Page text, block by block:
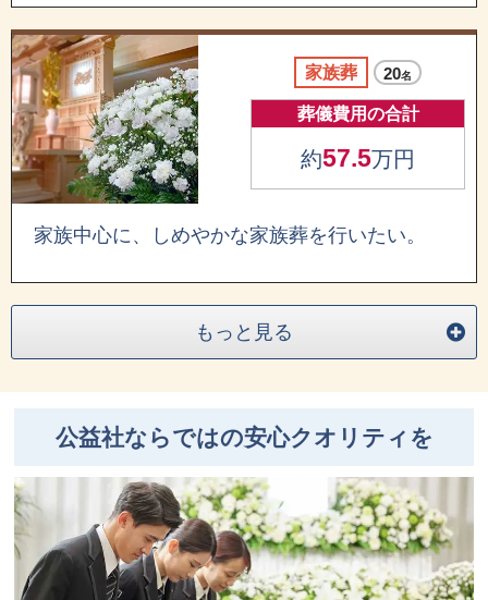
家族葬 20名
葬儀費用の合計
約57.5万円
家族中心に、しめやかな家族葬を行いたい。
もっと見る
公益社ならではの安心クオリティを